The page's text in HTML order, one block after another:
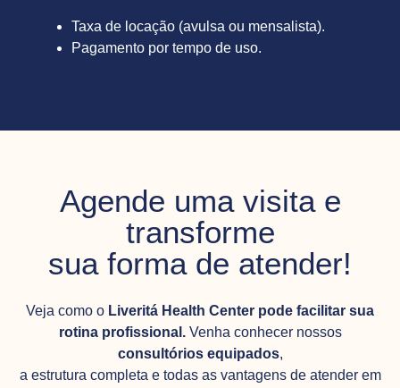
Taxa de locação (avulsa ou mensalista).
Pagamento por tempo de uso.
Agende uma visita e
transforme
sua forma de atender!
Veja como o Liveritá Health Center pode facilitar sua
rotina profissional.Venha conhecer nossos
consultórios equipados,
a estrutura completa e todas as vantagens de atender em